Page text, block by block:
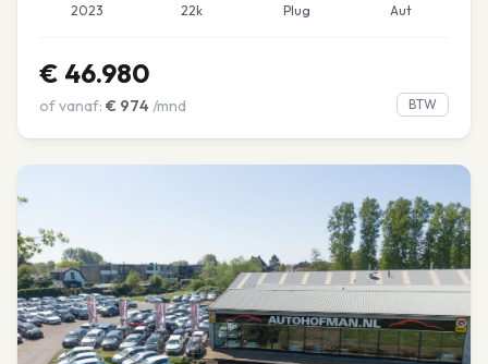
2023 22k Plug Aut
€ 46.980
of vanaf: € 974 /mnd BTW